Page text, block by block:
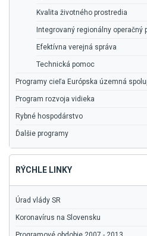
Kvalita životného prostredia
Integrovaný regionálny operačný
Efektívna verejná správa
Technická pomoc
Programy cieľa Európska územná
Program rozvoja vidieka
Rybné hospodárstvo
Ďalšie programy
RÝCHLE LINKY
Úrad vlády SR
Koronavírus na Slovensku